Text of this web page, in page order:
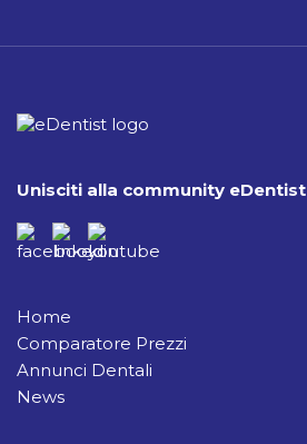
Unisciti alla community eDentist
Home
Comparatore Prezzi
Annunci Dentali
News